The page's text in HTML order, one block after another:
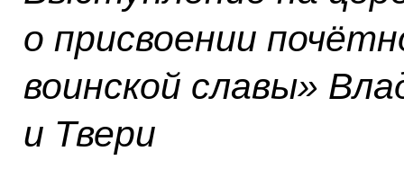
о присвоении
воинской славы»
и Твери